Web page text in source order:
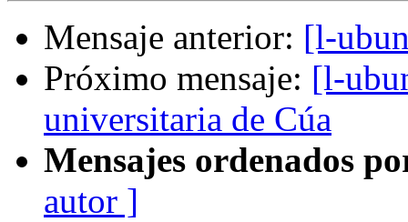
Mensaje anterior: [l-
Próximo mensaje: [l-
universitaria de Cúa
Mensajes ordenados
autor ]